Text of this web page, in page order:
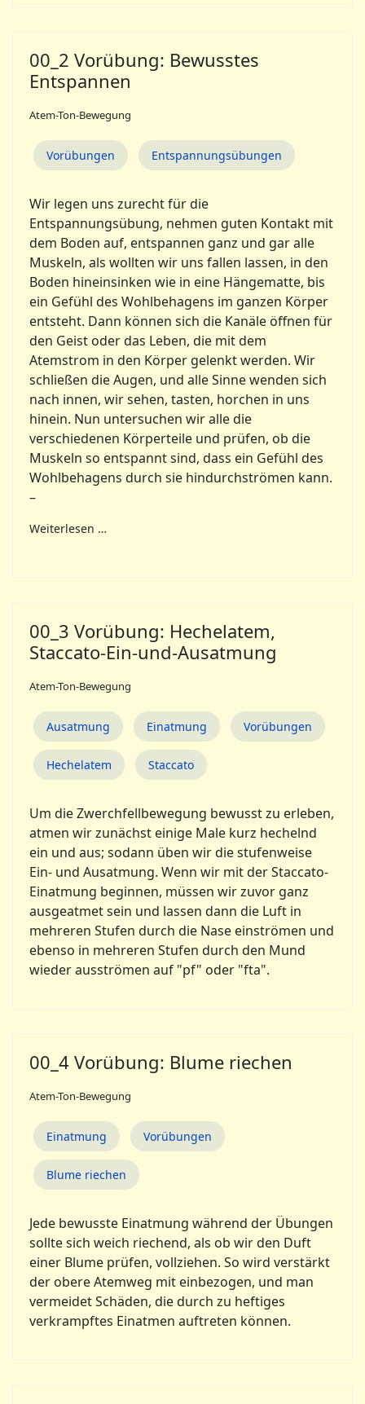
00_2 Vorübung: Bewusstes
Entspannen
Atem-Ton-Bewegung
Vorübungen Entspannungsübungen
Wir legen uns zurecht für die
Entspannungsübung, nehmen guten Kontakt mit
dem Boden auf, entspannen ganz und gar alle
Muskeln, als wollten wir uns fallen lassen, in den
Boden hineinsinken wie in eine Hängematte, bis
ein Gefühl des Wohlbehagens im ganzen Körper
entsteht. Dann können sich die Kanäle öffnen für
den Geist oder das Leben, die mit dem
Atemstrom in den Körper gelenkt werden. Wir
schließen die Augen, und alle Sinne wenden sich
nach innen, wir sehen, tasten, horchen in uns
hinein. Nun untersuchen wir alle die
verschiedenen Körperteile und prüfen, ob die
Muskeln so entspannt sind, dass ein Gefühl des
Wohlbehagens durch sie hindurchströmen kann.
–
Weiterlesen …
00_3 Vorübung: Hechelatem,
Staccato-Ein-und-Ausatmung
Atem-Ton-Bewegung
Ausatmung Einatmung Vorübungen
Hechelatem Staccato
Um die Zwerchfellbewegung bewusst zu erleben,
atmen wir zunächst einige Male kurz hechelnd
ein und aus; sodann üben wir die stufenweise
Ein- und Ausatmung. Wenn wir mit der Staccato-
Einatmung beginnen, müssen wir zuvor ganz
ausgeatmet sein und lassen dann die Luft in
mehreren Stufen durch die Nase einströmen und
ebenso in mehreren Stufen durch den Mund
wieder ausströmen auf "pf" oder "fta".
00_4 Vorübung: Blume riechen
Atem-Ton-Bewegung
Einatmung Vorübungen
Blume riechen
Jede bewusste Einatmung während der Übungen
sollte sich weich riechend, als ob wir den Duft
einer Blume prüfen, vollziehen. So wird verstärkt
der obere Atemweg mit einbezogen, und man
vermeidet Schäden, die durch zu heftiges
verkrampftes Einatmen auftreten können.